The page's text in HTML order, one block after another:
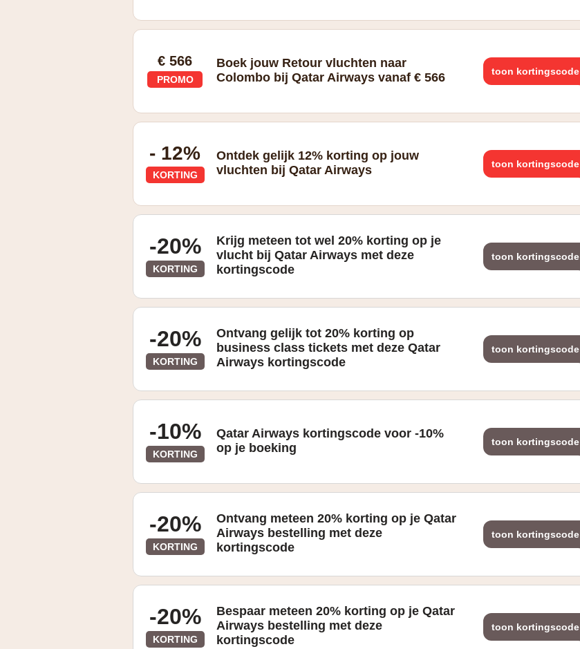
€ 566
PROMO
Boek jouw Retour vluchten naar
Colombo bij Qatar Airways vanaf € 566
toon kortingscode
- 12%
KORTING
Ontdek gelijk 12% korting op jouw
vluchten bij Qatar Airways
toon kortingscode
-20%
KORTING
Krijg meteen tot wel 20% korting op je
vlucht bij Qatar Airways met deze
kortingscode
toon kortingscode
-20%
KORTING
Ontvang gelijk tot 20% korting op
business class tickets met deze Qatar
Airways kortingscode
toon kortingscode
-10%
KORTING
Qatar Airways kortingscode voor -10%
op je boeking
toon kortingscode
-20%
KORTING
Ontvang meteen 20% korting op je Qatar
Airways bestelling met deze
kortingscode
toon kortingscode
-20%
KORTING
Bespaar meteen 20% korting op je Qatar
Airways bestelling met deze
kortingscode
toon kortingscode